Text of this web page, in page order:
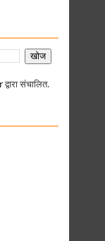
द्वारा संचालित.